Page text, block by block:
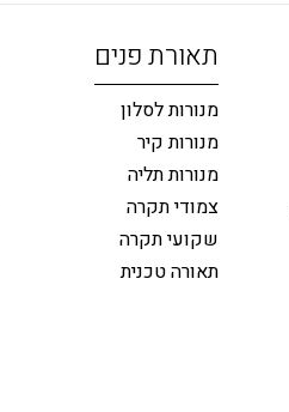
תאורת פנים
מנורות לסלון
מנורות קיר
מנורות תליה
צמודי תקרה
שקועי תקרה
תאורה טכנית